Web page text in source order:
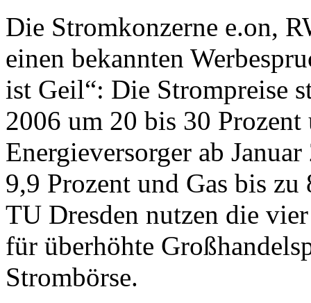
Die Stromkonzerne e.on,
einen bekannten
ist Geil“: Die Strompreise
2006 um 20 bis 30
Energieversorger ab
9,9 Prozent und Gas bis
TU Dresden nutzen die
für überhöhte
Strombörse.